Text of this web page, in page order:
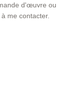
d'œuvre ou
me contacter.